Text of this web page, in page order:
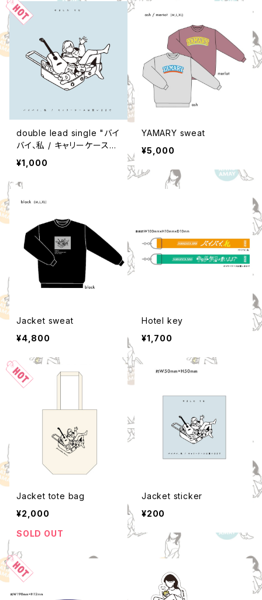
double lead single "バイ
バイ、私 / キャリーケースは
重いままで
¥1,000
YAMARY sweat
¥5,000
Jacket sweat
¥4,800
Hotel key
¥1,700
Jacket tote bag
¥2,000
SOLD OUT
Jacket sticker
¥200